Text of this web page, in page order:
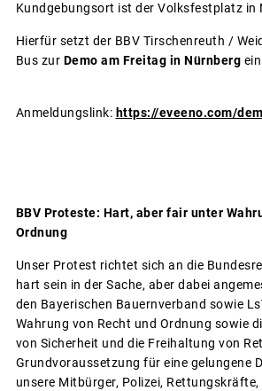
Kundgebungsort ist der Volksfestplatz in
Hierfür setzt der BBV Tirschenreuth /
Bus zur Demo am Freitag in Nürnberg
Anmeldungslink: https://eveeno.com/
BBV Proteste: Hart, aber fair unter
Ordnung
Unser Protest richtet sich an die
hart sein in der Sache, aber dabei
den Bayerischen Bauernverband sowie
Wahrung von Recht und Ordnung sowie
von Sicherheit und die Freihaltung von
Grundvoraussetzung für eine gelungene
unsere Mitbürger, Polizei,